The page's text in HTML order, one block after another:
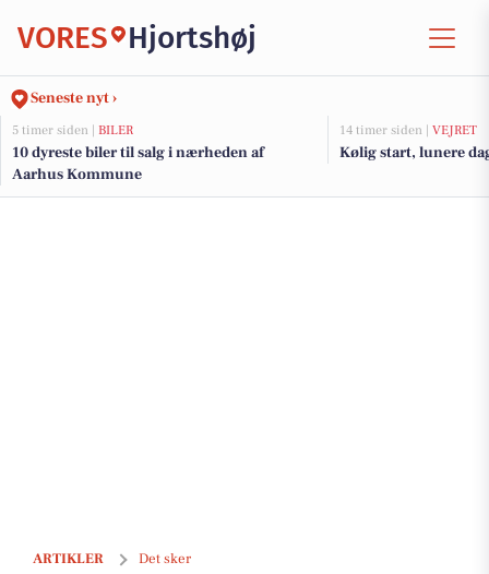
VORES Hjortshøj
Seneste nyt ›
5 timer siden | BILER
10 dyreste biler til salg i nærheden af
Aarhus Kommune
14 timer siden | VEJRET
Kølig start, lunere
ARTIKLER Det sker
Invitation: Kom til Åbent Landbrug i weekenden